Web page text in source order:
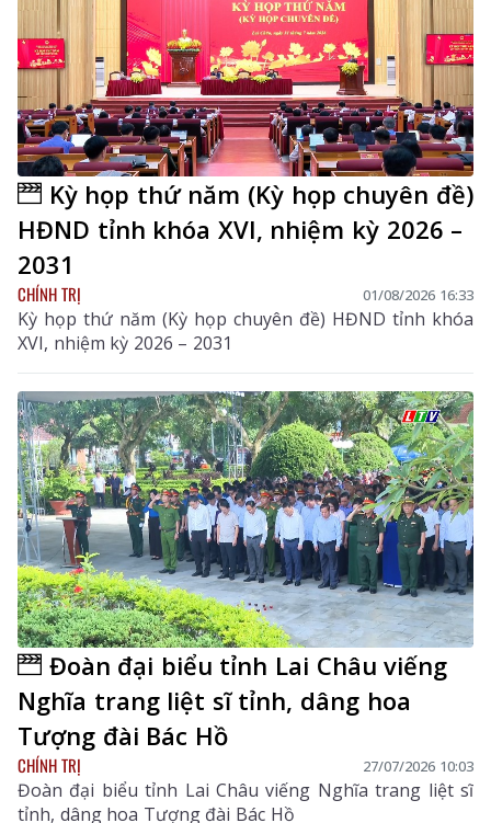
Kỳ họp thứ năm (Kỳ họp chuyên đề)
HĐND tỉnh khóa XVI, nhiệm kỳ 2026 –
2031
CHÍNH TRỊ 01/08/2026 16:33
Kỳ họp thứ năm (Kỳ họp chuyên đề) HĐND tỉnh khóa
XVI, nhiệm kỳ 2026 – 2031
Đoàn đại biểu tỉnh Lai Châu viếng
Nghĩa trang liệt sĩ tỉnh, dâng hoa
Tượng đài Bác Hồ
CHÍNH TRỊ 27/07/2026 10:03
Đoàn đại biểu tỉnh Lai Châu viếng Nghĩa trang liệt sĩ
tỉnh, dâng hoa Tượng đài Bác Hồ